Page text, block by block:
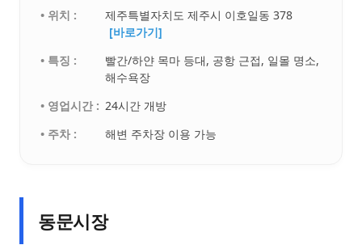
• 위치 :
제주특별자치도 제주시 이호일동 378
[바로가기]
• 특징 :
빨간/하얀 목마 등대, 공항 근접, 일몰 명소,
해수욕장
• 영업시간 : 24시간 개방
• 주차 :
해변 주차장 이용 가능
동문시장